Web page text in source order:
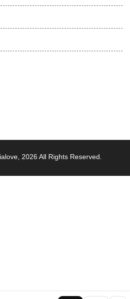
, 2026 All Rights Reserved.